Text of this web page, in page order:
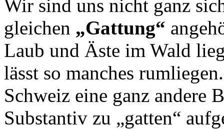
Wir sind uns nicht ganz
gleichen „Gattung“
Laub und Äste im Wald
lässt so manches
Schweiz eine ganz andere
Substantiv zu „gatten“